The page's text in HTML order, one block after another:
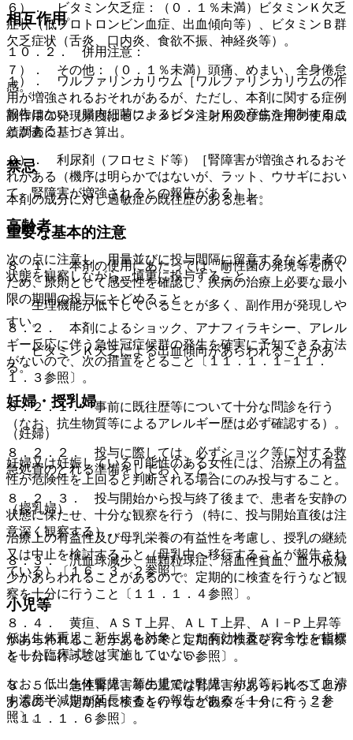
相互作用
１０．２． 併用注意：
１）． ワルファリンカリウム［ワルファリンカリウムの作
用が増強されるおそれがあるが、ただし、本剤に関する症例
報告はない（腸内細菌によるビタミンＫの産生を抑制するこ
とがある）］。
２）． 利尿剤（フロセミド等）［腎障害が増強されるおそ
れがある（機序は明らかではないが、ラット、ウサギにおい
て、腎障害が増強されるとの報告がある）］。
高齢者
次の点に注意し、用量並びに投与間隔に留意するなど患者の
状態を観察しながら、慎重に投与すること。
・ 生理機能が低下していることが多く、副作用が発現しや
すい。
・ ビタミンＫ欠乏による出血傾向があらわれることがあ
る。
妊婦・授乳婦
（妊婦）
妊婦又は妊娠している可能性のある女性には、治療上の有益
性が危険性を上回ると判断される場合にのみ投与すること。
（授乳婦）
治療上の有益性及び母乳栄養の有益性を考慮し、授乳の継続
又は中止を検討すること（母乳中へ移行することが報告され
ている）〔１６．３．２参照〕。
小児等
低出生体重児、新生児を対象とした有効性及び安全性を指標
とした臨床試験は実施していない。
なお、低出生体重児、新生児では乳児、幼児等に比べて血清
中濃度半減期が延長するとの報告がある〔１６．６．２参
照〕。
６）． ビタミン欠乏症：（０．１％未満）ビタミンＫ欠乏
症状（低プロトロンビン血症、出血傾向等）、ビタミンＢ群
欠乏症状（舌炎、口内炎、食欲不振、神経炎等）。
７）． その他：（０．１％未満）頭痛、めまい、全身倦怠
感。
副作用の発現頻度はセファメジン注射用及び筋注用の使用成
績調査に基づき算出。
禁忌
本剤の成分に対し過敏症の既往歴のある患者。
重要な基本的注意
８．１． 本剤の使用にあたっては、耐性菌の発現等を防ぐ
ため、原則として感受性を確認し、疾病の治療上必要な最小
限の期間の投与にとどめること。
８．２． 本剤によるショック、アナフィラキシー、アレル
ギー反応に伴う急性冠症候群の発生を確実に予知できる方法
がないので、次の措置をとること〔１１．１．１−１１．
１．３参照〕。
８．２．１． 事前に既往歴等について十分な問診を行う
（なお、抗生物質等によるアレルギー歴は必ず確認する）。
８．２．２． 投与に際しては、必ずショック等に対する救
急処置のとれる準備をしておくこと。
８．２．３． 投与開始から投与終了後まで、患者を安静の
状態に保たせ、十分な観察を行う（特に、投与開始直後は注
意深く観察する）。
８．３． 汎血球減少、無顆粒球症、溶血性貧血、血小板減
少があらわれることがあるので、定期的に検査を行うなど観
察を十分に行うこと〔１１．１．４参照〕。
８．４． 黄疸、ＡＳＴ上昇、ＡＬＴ上昇、Ａｌ−Ｐ上昇等
があらわれることがあるので、定期的に検査を行うなど観察
を十分に行うこと〔１１．１．５参照〕。
８．５． 急性腎障害等の重篤な腎障害があらわれることが
あるので、定期的に検査を行うなど観察を十分に行うこと
〔１１．１．６参照〕。